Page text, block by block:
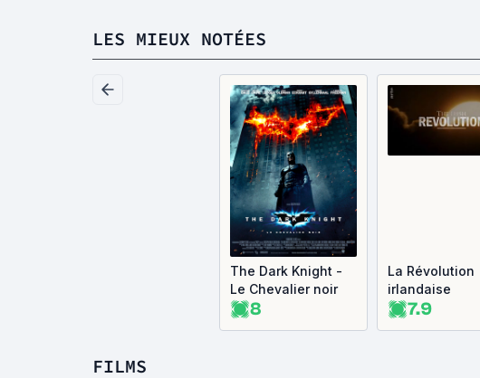
LES MIEUX NOTÉES
The Dark Knight -
Le Chevalier noir
8
La Révolution
irlandaise
7.9
FILMS